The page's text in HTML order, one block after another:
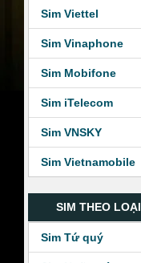
Sim Viettel
Sim Vinaphone
Sim Mobifone
Sim iTelecom
Sim VNSKY
Sim Vietnamobile
SIM THEO LOẠI
Sim Tứ quý